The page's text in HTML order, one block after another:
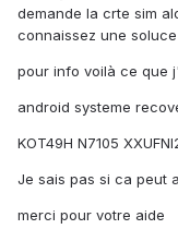
demande la crte sim
connaissez une
pour info voilà ce que
android systeme
KOT49H N7105
Je sais pas si ca peut
merci pour votre aide